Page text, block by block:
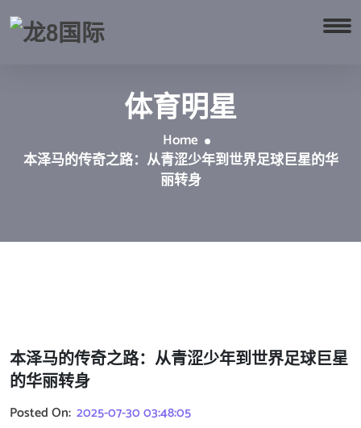
体育明星
Home
本泽马的传奇之路：从青涩少年到世界足球巨星的华
丽转身
本泽马的传奇之路：从青涩少年到世界足球巨星
的华丽转身
Posted On: 2025-07-30 03:48:05